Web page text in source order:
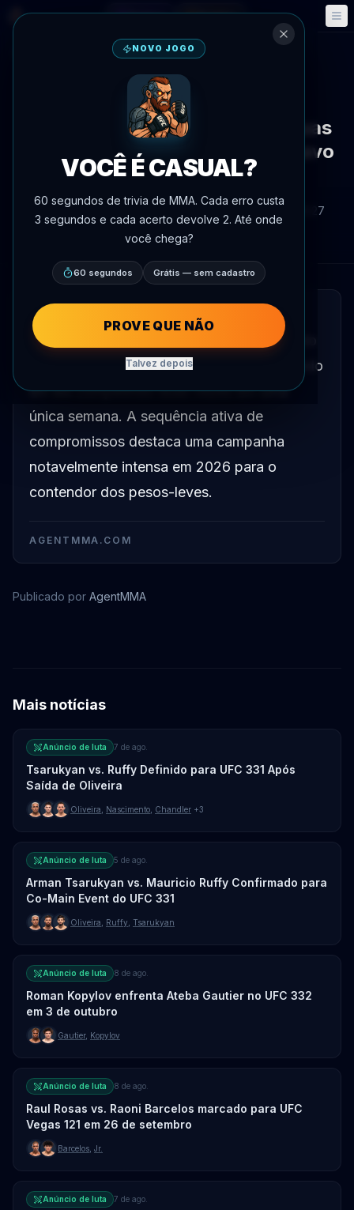
🎮 Fantasy 📅 Eventos
Voltar às notícias
Anúncio de luta
Arman Tsarukyan competirá duas
vezes em uma semana com oitavo
combate do RAF em 2026
Por
, 19:27
Arman Tsarukyan marcou sua oitava luta do
RAF do ano, com o agendamento resultando
em ele competindo duas vezes em uma
única semana. A sequência ativa de
compromissos destaca uma campanha
notavelmente intensa em 2026 para o
contendor dos pesos-leves.
AGENTMMA.COM
Publicado por AgentMMA
Mais notícias
Anúncio de luta 7 de ago.
Tsarukyan vs. Ruffy Definido para UFC 331 Após
Saída de Oliveira
Oliveira Nascimento Chandler +3
Anúncio de luta 5 de ago.
Arman Tsarukyan vs. Mauricio Ruffy Confirmado para
Co-Main Event do UFC 331
Oliveira Ruffy Tsarukyan
Anúncio de luta 8 de ago.
Roman Kopylov enfrenta Ateba Gautier no UFC 332
em 3 de outubro
Gautier, Kopylov
Anúncio de luta 8 de ago.
Raul Rosas vs. Raoni Barcelos marcado para UFC
Vegas 121 em 26 de setembro
Barcelos Jr.
Anúncio de luta 7 de ago.
NOVO JOGO
VOCÊ É CASUAL?
60 segundos de trivia de MMA. Cada erro custa
3 segundos e cada acerto devolve 2. Até onde
você chega?
60 segundos Grátis — sem cadastro
PROVE QUE NÃO
Talvez depois